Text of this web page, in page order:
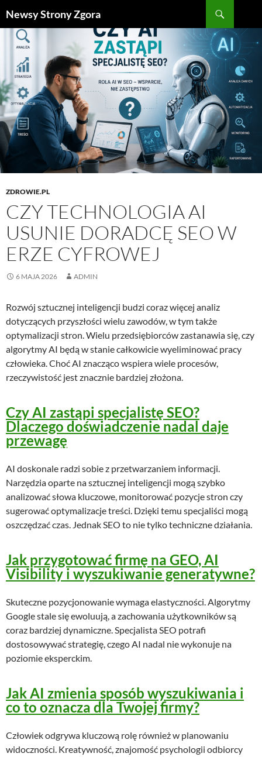
Newsy Strony Zgora
DO
TREŚCI
ZDROWIE.PL
CZY TECHNOLOGIA AI
USUNIE DORADCĘ SEO W
ERZE CYFROWEJ
6 MAJA 2026 ADMIN
Rozwój sztucznej inteligencji budzi coraz więcej analiz
dotyczących przyszłości wielu zawodów, w tym także
optymalizacji stron. Wielu przedsiębiorców zastanawia się, czy
algorytmy AI będą w stanie całkowicie wyeliminować pracy
człowieka. Choć AI znacząco wspiera wiele procesów,
rzeczywistość jest znacznie bardziej złożona.
Czy AI zastąpi specjalistę SEO?
Dlaczego doświadczenie nadal daje
przewagę
AI doskonale radzi sobie z przetwarzaniem informacji.
Narzędzia oparte na sztucznej inteligencji mogą szybko
analizować słowa kluczowe, monitorować pozycje stron czy
sugerować optymalizacje treści. Dzięki temu specjaliści mogą
oszczędzać czas. Jednak SEO to nie tylko techniczne działania.
Jak przygotować firmę na GEO, AI
Visibility i wyszukiwanie generatywne?
Skuteczne pozycjonowanie wymaga elastyczności. Algorytmy
Google stale się ewoluują, a zachowania użytkowników są
coraz bardziej dynamiczne. Specjalista SEO potrafi
dostosowywać strategię, czego AI nadal nie wykonuje na
poziomie eksperckim.
Jak AI zmienia sposób wyszukiwania i
co to oznacza dla Twojej firmy?
Człowiek odgrywa kluczową rolę również w planowaniu
widoczności. Kreatywność, znajomość psychologii odbiorcy